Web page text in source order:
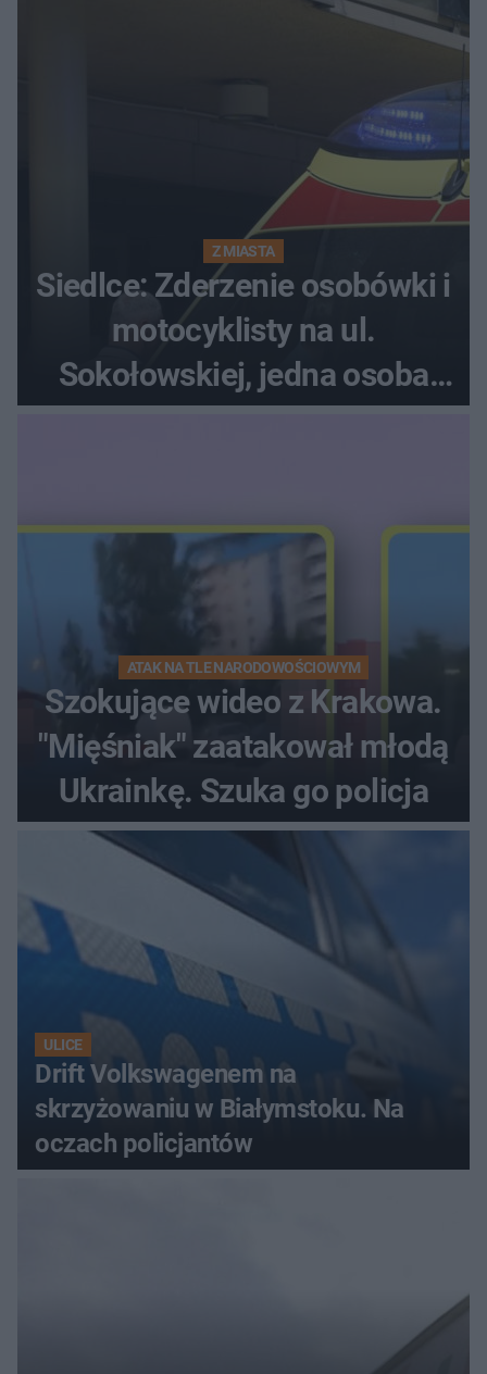
Z MIASTA
Siedlce: Zderzenie osobówki i
motocyklisty na ul.
Sokołowskiej, jedna osoba
ranna!
ATAK NA TLE NARODOWOŚCIOWYM
Szokujące wideo z Krakowa.
"Mięśniak" zaatakował młodą
Ukrainkę. Szuka go policja
ULICE
Drift Volkswagenem na
skrzyżowaniu w Białymstoku. Na
oczach policjantów